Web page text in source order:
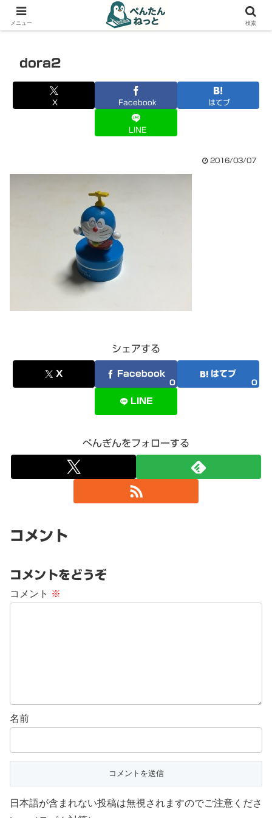
PCやガジェットの備忘録
dora2
X Facebook はてブ
LINE
2016/03/07
シェアする
X Facebook
0
はてブ
0
LINE
ぺんぎんをフォローする
コメント
コメントをどうぞ
コメント ※
名前
日本語が含まれない投稿は無視されますのでご注意くださ
メニュー 検索